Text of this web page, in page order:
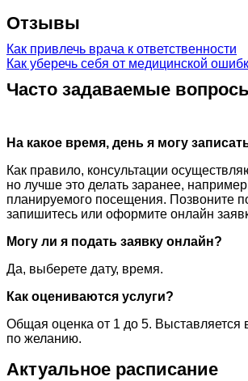
Отзывы
Как привлечь врача к ответственности
Как уберечь себя от медицинской
Часто задаваемые
На какое время, день я могу
Как правило, консультации
но лучше это делать заранее,
планируемого посещения. Позвоните
запишитесь или оформите онлайн
Могу ли я подать заявку онлайн?
Да, выберете дату, время.
Как оцениваются услуги?
Общая оценка от 1 до 5. Выставляется
по желанию.
Актуальное расписание